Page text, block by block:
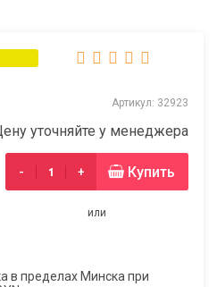
Артикул: 32923
уточняйте у менеджера
- + Купить
или
в пределах Минска при